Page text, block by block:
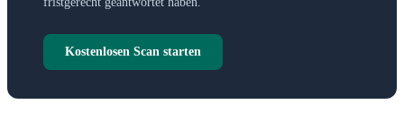
Kostenlosen Scan starten